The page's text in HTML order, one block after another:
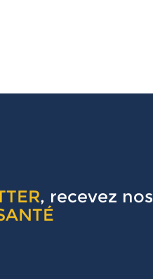
, recevez nos